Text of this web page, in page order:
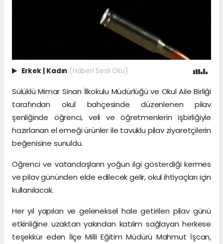
Erkek | Kadın (Haberi Sesli Oku)
Sülüklü Mimar Sinan İlkokulu Müdürlüğü ve Okul Aile Birliği
tarafından okul bahçesinde düzenlenen pilav
şenliğinde öğrenci, veli ve öğretmenlerin işbirliğiyle
hazırlanan el emeği ürünler ile tavuklu pilav ziyaretçilerin
beğenisine sunuldu.
Öğrenci ve vatandaşların yoğun ilgi gösterdiği kermes
ve pilav gününden elde edilecek gelir, okul ihtiyaçları için
kullanılacak.
Her yıl yapılan ve geleneksel hale getirilen pilav günü
etkinliğine uzaktan yakından katılım sağlayan herkese
teşekkür eden İlçe Milli Eğitim Müdürü Mahmut İşcan,